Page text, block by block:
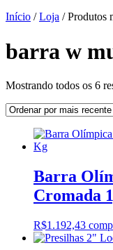
Início /Loja / Produtos
barra w
Mostrando todos os 6
Barra
Cromada
R$1.192,43